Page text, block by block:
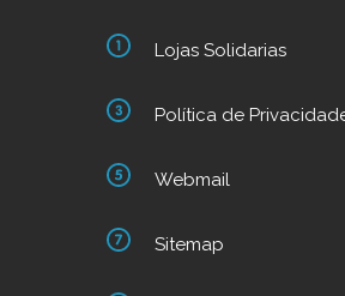
Lojas Solidarias
Política de
Webmail
Sitemap